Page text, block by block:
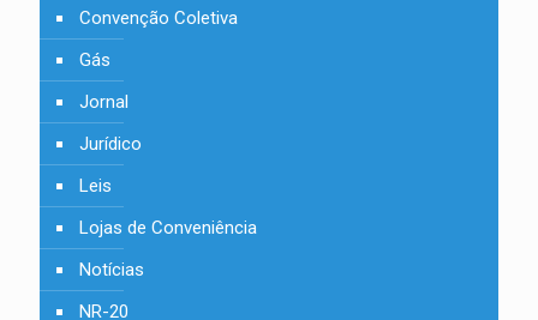
Convenção Coletiva
Gás
Jornal
Jurídico
Leis
Lojas de Conveniência
Notícias
NR-20